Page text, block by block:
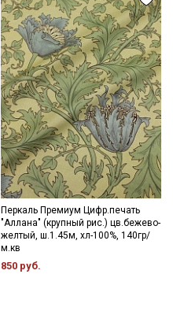
Перкаль Премиум Цифр.печать
"Аллана" (крупный рис.) цв.бежево-
желтый, ш.1.45м, хл-100%, 140гр/
м.кв
850 руб.